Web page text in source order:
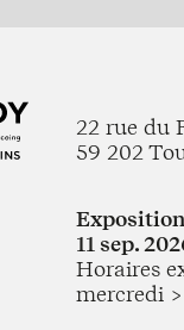
22 rue du
59 202
11 sep.
Horaires
mercredi